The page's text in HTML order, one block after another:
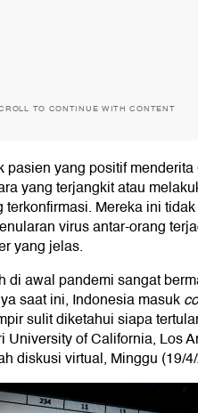
TO CONTINUE WITH CONTENT
pasien yang positif
yang terjangkit atau
Mereka ini
virus antar-orang
yang jelas.
di awal pandemi sangat
saat ini, Indonesia masuk
sulit diketahui siapa
University of California, Los
diskusi virtual, Minggu (19/